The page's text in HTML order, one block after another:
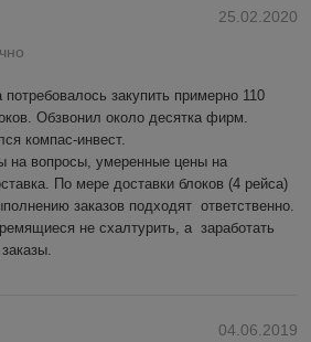
25.02.2020
закупить примерно 110
Обзвонил около десятка фирм.
компас-инвест.
на вопросы, умеренные цены на
По мере доставки блоков (4 рейса)
заказов подходят  ответственно.
не схалтурить, а  заработать
04.06.2019